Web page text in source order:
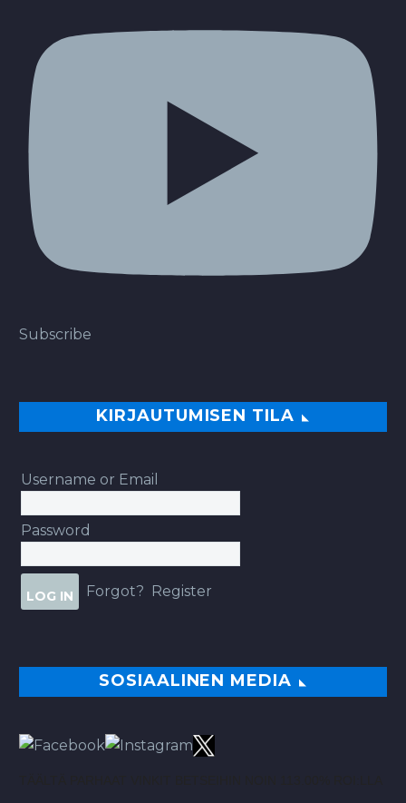
Subscribe
KIRJAUTUMISEN TILA
Username or Email
Password
Forgot? Register
SOSIAALINEN MEDIA